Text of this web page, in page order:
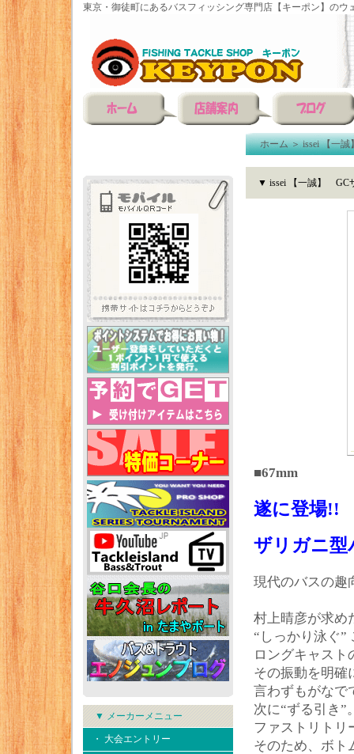
東京・御徒町にあるバスフィッシング専門店【キーポン】のウ
▼ メーカーメニュー
・ 大会エントリー
ホーム＞issei 【一誠
▼ issei 【一誠】 GC
■67mm
遂に登場!!
ザリガニ
現代のバスの趣
村上晴彦が求め
“しっかり泳ぐ”
ロングキャスト
その振動を明確
言わずもがなで
次に“ずる引き”
ファストリトリ
そのため、ボト